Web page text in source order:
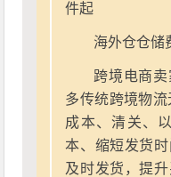
件起
海外仓仓储
跨境电商
多传统跨境物流
成本、清关、
本、缩短发货时
及时发货，提